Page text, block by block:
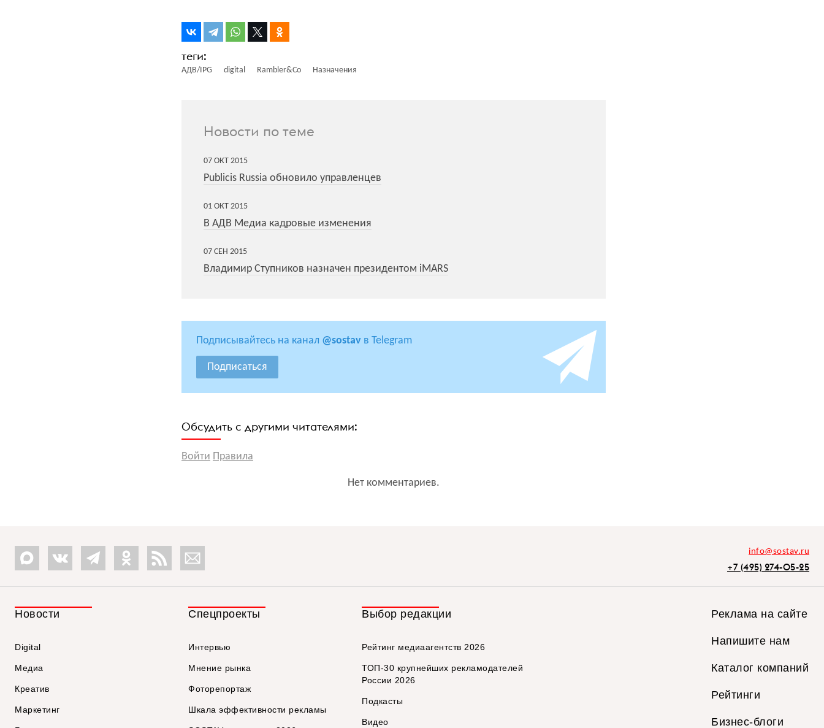
АДВ/IPG digital Rambler&Co Назначения
Новости по теме
07 ОКТ 2015
Publicis Russia обновило управленцев
01 ОКТ 2015
В АДВ Медиа кадровые изменения
07 СЕН 2015
Владимир Ступников назначен президентом iMARS
Подписывайтесь на канал @sostav в Telegram
Подписаться
Обсудить с другими читателями:
Войти Правила
Нет комментариев.
info@sostav.ru
+7 (495) 274-05-25
Новости
Digital
Медиа
Креатив
Маркетинг
Спецпроекты
Интервью
Мнение рынка
Фоторепортаж
Шкала эффективности рекламы
Выбор редакции
Рейтинг медиаагентств 2026
ТОП-30 крупнейших рекламодателей
России 2026
Подкасты
Видео
Реклама на сайте
Напишите нам
Каталог компаний
Рейтинги
Бизнес-блоги